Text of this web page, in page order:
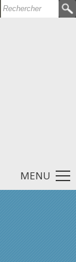
Formulaire de
Rechercher
MENU